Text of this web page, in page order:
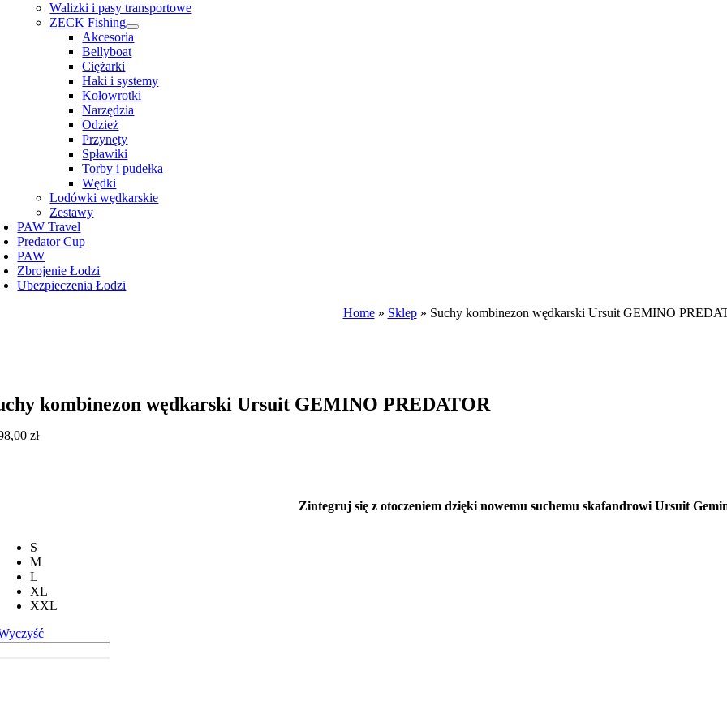
Walizki i pasy transportowe
ZECK Fishing
Akcesoria
Bellyboat
Ciężarki
Haki i systemy
Kołowrotki
Narzędzia
Odzież
Przynęty
Spławiki
Torby i pudełka
Wędki
Lodówki wędkarskie
Zestawy
PAW Travel
Predator Cup
PAW
Zbrojenie Łodzi
Ubezpieczenia Łodzi
Home» Sklep» Suchy kombinezon wędkarski Ursuit GEMINO
kombinezon wędkarski Ursuit GEMINO PREDATOR
zł
Zintegruj się z otoczeniem dzięki nowemu suchemu skafandrowi Ursuit
S
M
L
XL
XXL